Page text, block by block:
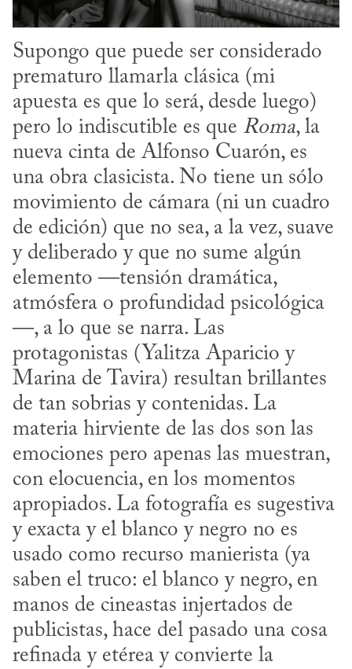
Supongo que puede ser considerado
prematuro llamarla clásica (mi
apuesta es que lo será, desde luego)
pero lo indiscutible es que Roma, la
nueva cinta de Alfonso Cuarón, es
una obra clasicista. No tiene un sólo
movimiento de cámara (ni un cuadro
de edición) que no sea, a la vez, suave
y deliberado y que no sume algún
elemento —tensión dramática,
atmósfera o profundidad psicológica
—, a lo que se narra. Las
protagonistas (Yalitza Aparicio y
Marina de Tavira) resultan brillantes
de tan sobrias y contenidas. La
materia hirviente de las dos son las
emociones pero apenas las muestran,
con elocuencia, en los momentos
apropiados. La fotografía es sugestiva
y exacta y el blanco y negro no es
usado como recurso manierista (ya
saben el truco: el blanco y negro, en
manos de cineastas injertados de
publicistas, hace del pasado una cosa
refinada y etérea y convierte la